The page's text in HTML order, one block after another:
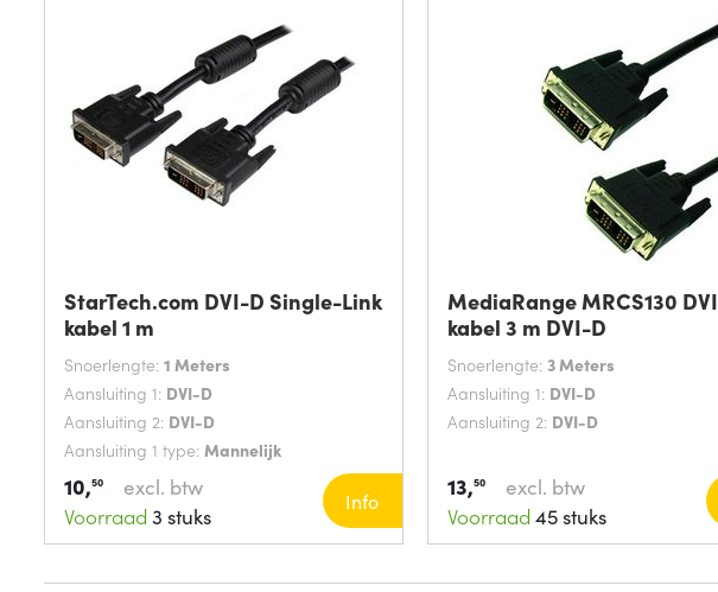
StarTech.com DVI-D Single-Link
kabel 1 m
Snoerlengte: 1 Meters
Aansluiting 1: DVI-D
Aansluiting 2: DVI-D
Aansluiting 1 type: Mannelijk
10,50
excl. btw
Voorraad 3 stuks
Info
MediaRange MRCS130 DVI
kabel 3 m DVI-D
Snoerlengte: 3 Meters
Aansluiting 1: DVI-D
Aansluiting 2: DVI-D
13,50
excl. btw
Voorraad 45 stuks